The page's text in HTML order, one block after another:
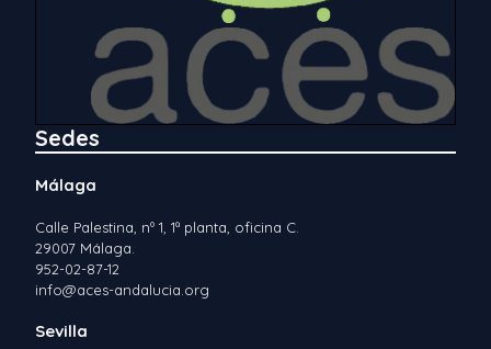
Sedes
Málaga
Calle Palestina, nº 1, 1ª planta, oficina C.
29007 Málaga.
952-02-87-12
info@aces-andalucia.org
Sevilla